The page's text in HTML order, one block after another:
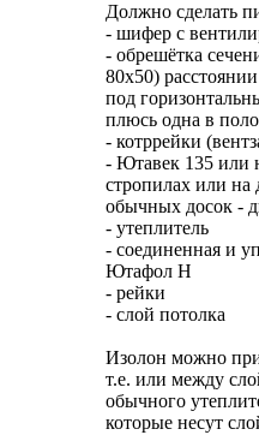
Должно сделать
- шифер с
- обрешётка
80х50)
под
плюсь одна в
- котррейки
- Ютавек 135 или
стропилах или на
обычных досок -
- утеплитель
- соединенная и
Ютафол Н
- рейки
- слой потолка
Изолон можно
т.е. или между
обычного
которые несут